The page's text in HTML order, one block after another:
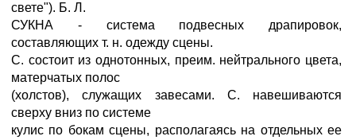
свете"). Б. Л.
СУКНА - система подвесных драпировок,
составляющих т. н. одежду сцены.
С. состоит из однотонных, преим. нейтрального цвета,
матерчатых полос
(холстов), служащих завесами. С. навешиваются
сверху вниз по системе
кулис по бокам сцены, располагаясь на отдельных ее